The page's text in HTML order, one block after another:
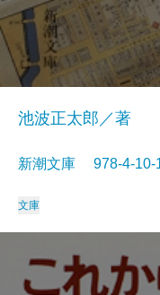
池波正太郎／著
新潮文庫 978-4-
文庫